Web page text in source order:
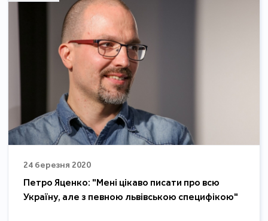
24 березня 2020
Петро Яценко: "Мені цікаво писати про всю
Україну, але з певною львівською специфікою"